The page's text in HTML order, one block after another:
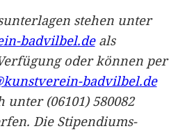
stehen unter
badvilbel.deals
oder können per
badvilbel.de
(06101) 580082
Die Stipendiums-